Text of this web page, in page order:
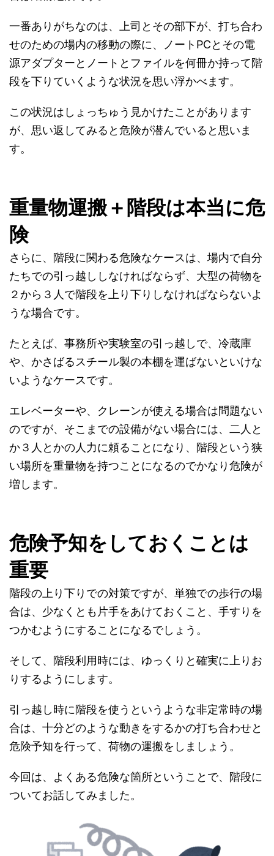
一番ありがちなのは、上司とその部下が、打ち合わ
せのための場内の移動の際に、ノートPCとその電
源アダプターとノートとファイルを何冊か持って階
段を下りていくような状況を思い浮かべます。
この状況はしょっちゅう見かけたことがあります
が、思い返してみると危険が潜んでいると思いま
す。
重量物運搬＋階段は本当に危
険
さらに、階段に関わる危険なケースは、場内で自分
たちでの引っ越ししなければならず、大型の荷物を
２から３人で階段を上り下りしなければならないよ
うな場合です。
たとえば、事務所や実験室の引っ越しで、冷蔵庫
や、かさばるスチール製の本棚を運ばないといけな
いようなケースです。
エレベーターや、クレーンが使える場合は問題ない
のですが、そこまでの設備がない場合には、二人と
か３人とかの人力に頼ることになり、階段という狭
い場所を重量物を持つことになるのでかなり危険が
増します。
危険予知をしておくことは
重要
階段の上り下りでの対策ですが、単独での歩行の場
合は、少なくとも片手をあけておくこと、手すりを
つかむようにすることになるでしょう。
そして、階段利用時には、ゆっくりと確実に上りお
りするようにします。
引っ越し時に階段を使うというような非定常時の場
合は、十分どのような動きをするかの打ち合わせと
危険予知を行って、荷物の運搬をしましょう。
今回は、よくある危険な箇所ということで、階段に
ついてお話してみました。